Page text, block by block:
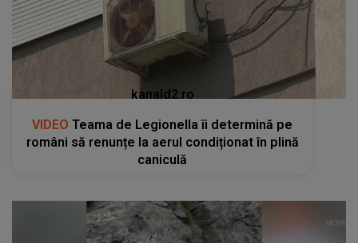
kanald2.ro
VIDEO Teama de Legionella îi determină pe
români să renunțe la aerul condiționat în plină
caniculă